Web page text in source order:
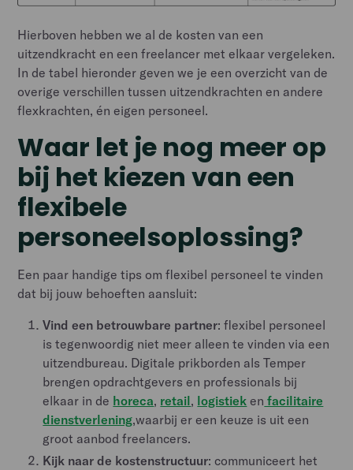
Hierboven hebben we al de kosten van een
uitzendkracht en een freelancer met elkaar vergeleken.
In de tabel hieronder geven we je een overzicht van de
overige verschillen tussen uitzendkrachten en andere
flexkrachten, én eigen personeel.
Waar let je nog meer op
bij het kiezen van een
flexibele
personeelsoplossing?
Een paar handige tips om flexibel personeel te vinden
dat bij jouw behoeften aansluit:
Vind een betrouwbare partner: flexibel personeel
is tegenwoordig niet meer alleen te vinden via een
uitzendbureau. Digitale prikborden als Temper
brengen opdrachtgevers en professionals bij
elkaar in de horeca, retail, logistiek en facilitaire
dienstverlening,waarbij er een keuze is uit een
groot aanbod freelancers.
Kijk naar de kostenstructuur: communiceert het